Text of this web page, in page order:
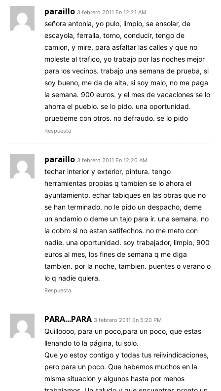
paraillo 3 febrero 2011 En 12:21 AM
señora antonia, yo pulo, limpio, se ensolar, de
escayola, ferralla, torno, conducir, tengo de
camion, y mire, para asfaltar las calles y que no
moleste al trafico, yo trabajo por las noches mejor
para los vecinos. trabajo una semana de prueba, si
soy bueno, me da de alta, si soy malo, no me paga
la semana. 900 euros. y el mes de vacaciones se lo
ahorra el pueblo. se lo pido. una oportunidad.
pruebeme con otros. no defraudo. se lo pido
Respuesta
paraillo 3 febrero 2011 En 12:26 AM
techar interior y exterior, pintura. tengo
herramientas propias q tambien se lo ahora el
ayuntamiento. echar tabiques en las obras que no
se han terminado. no le pido un despacho, deme
un andamio o deme un tajo para ir. una semana. no
la cobro si no estan satifechos. no me meto con
nadie. una oportunidad. soy trabajador, limpio, 900
euros al mes, los fines de semana q me diga
tambien. por la noche, tambien. puentes o verano o
lo q nadie quiera.
Respuesta
PARA...PARA 3 febrero 2011 En 5:20 PM
Quilloooo, para un poco,para un poco, que estas
llenando to la página, tu solo.
Que yo estoy contigo y todas tus reiivindicaciones,
pero para un poco. Que habemos muchos en la
misma situación y algunos hasta por menos